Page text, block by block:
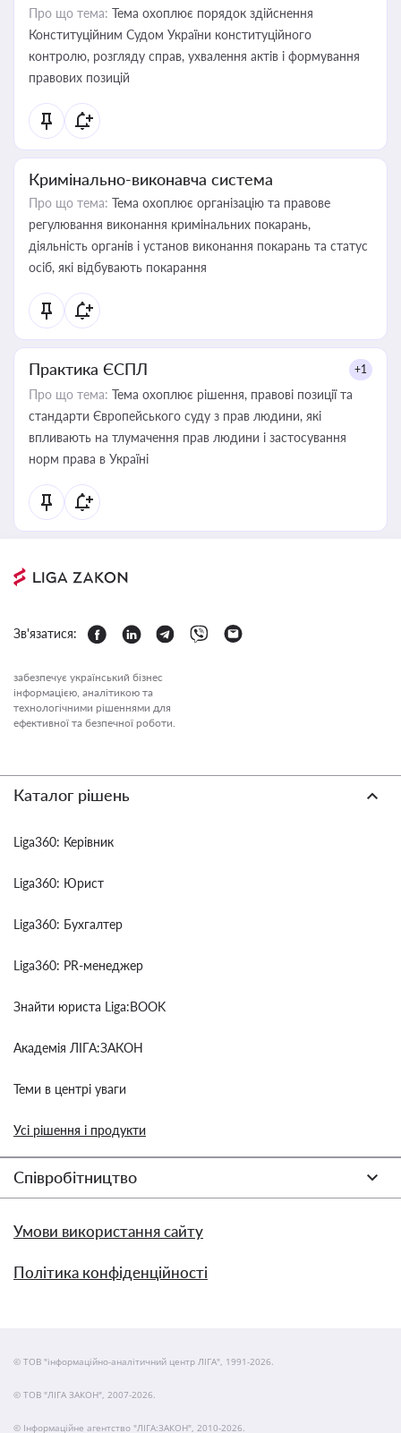
Про що тема: Тема охоплює порядок здійснення
Конституційним Судом України конституційного
контролю, розгляду справ, ухвалення актів і формування
правових позицій
Кримінально-виконавча система
Про що тема: Тема охоплює організацію та правове
регулювання виконання кримінальних покарань,
діяльність органів і установ виконання покарань та статус
осіб, які відбувають покарання
Практика ЄСПЛ +1
Про що тема: Тема охоплює рішення, правові позиції та
стандарти Європейського суду з прав людини, які
впливають на тлумачення прав людини і застосування
норм права в Україні
Зв'язатися:
забезпечує український бізнес
інформацією, аналітикою та
технологічними рішеннями для
ефективної та безпечної роботи.
Каталог рішень
Liga360: Керівник
Liga360: Юрист
Liga360: Бухгалтер
Liga360: PR-менеджер
Знайти юриста Liga:BOOK
Академія ЛІГА:ЗАКОН
Теми в центрі уваги
Усі рішення і продукти
Співробітництво
Умови використання сайту
Політика конфіденційності
© ТОВ "інформаційно-аналітичний центр ЛІГА", 1991-2026.
© ТОВ "ЛІГА ЗАКОН", 2007-2026.
© Інформаційне агентство "ЛІГА:ЗАКОН", 2010-2026.